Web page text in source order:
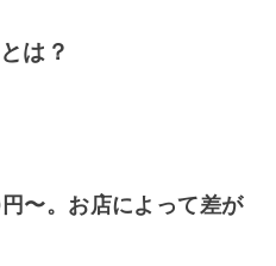
は？
〜。お店によって差が